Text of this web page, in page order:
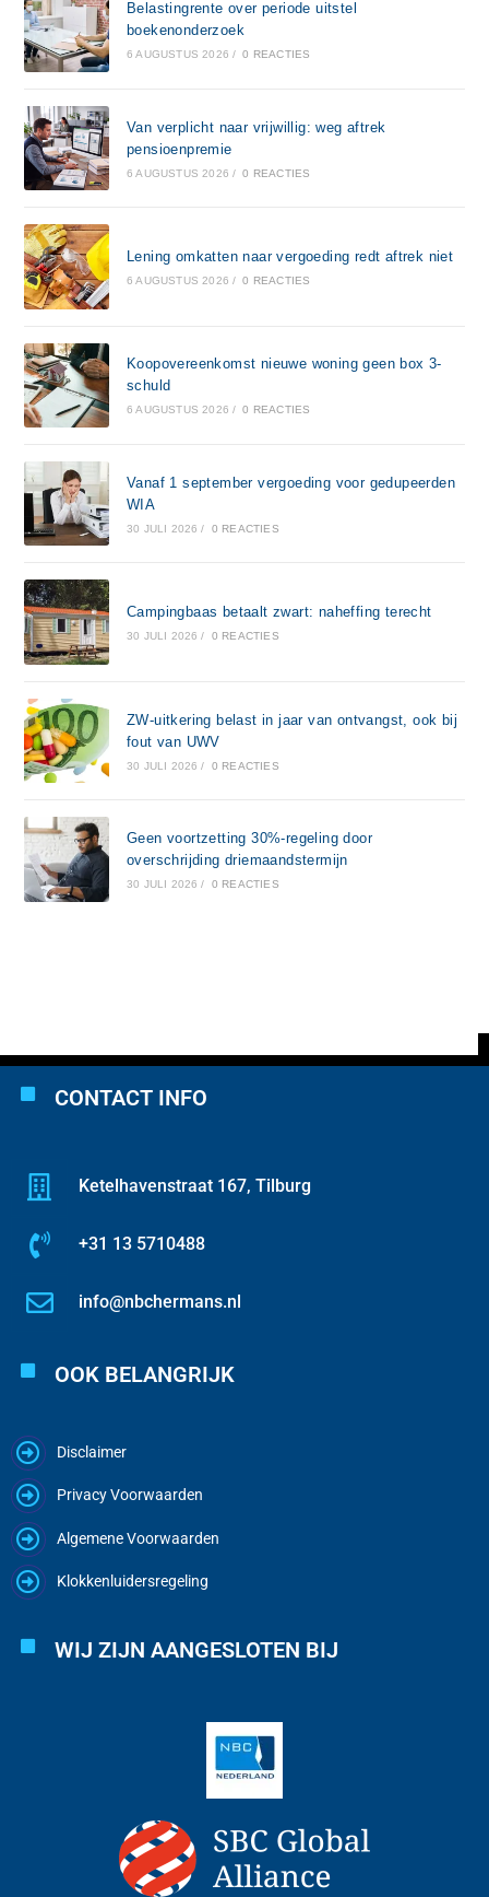
Belastingrente over periode uitstel
boekenonderzoek
6 AUGUSTUS 2026 / 0 REACTIES
Van verplicht naar vrijwillig: weg aftrek
pensioenpremie
6 AUGUSTUS 2026 / 0 REACTIES
Lening omkatten naar vergoeding redt aftrek niet
6 AUGUSTUS 2026 / 0 REACTIES
Koopovereenkomst nieuwe woning geen box 3-
schuld
6 AUGUSTUS 2026 / 0 REACTIES
Vanaf 1 september vergoeding voor gedupeerden
WIA
30 JULI 2026 / 0 REACTIES
Campingbaas betaalt zwart: naheffing terecht
30 JULI 2026 / 0 REACTIES
ZW-uitkering belast in jaar van ontvangst, ook bij
fout van UWV
30 JULI 2026 / 0 REACTIES
Geen voortzetting 30%-regeling door
overschrijding driemaandstermijn
30 JULI 2026 / 0 REACTIES
CONTACT INFO
Ketelhavenstraat 167, Tilburg
+31 13 5710488
info@nbchermans.nl
OOK BELANGRIJK
Disclaimer
Privacy Voorwaarden
Algemene Voorwaarden
Klokkenluidersregeling
WIJ ZIJN AANGESLOTEN BIJ